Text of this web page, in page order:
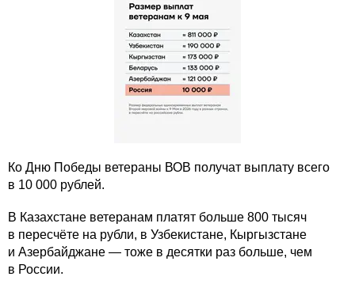
Ко Дню Победы ветераны ВОВ получат выплату всего
в 10 000 рублей.
В Казахстане ветеранам платят больше 800 тысяч
в пересчёте на рубли, в Узбекистане, Кыргызстане
и Азербайджане — тоже в десятки раз больше, чем
в России.